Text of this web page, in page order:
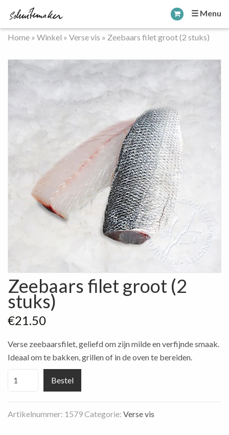
☰ Menu
Home » Winkel » Verse vis » Zeebaars filet groot (2 stuks)
Zeebaars filet groot (2
stuks)
€21.50
Verse zeebaarsfilet, geliefd om zijn milde en verfijnde smaak.
Ideaal om te bakken, grillen of in de oven te bereiden.
(2
Bestel
Artikelnummer: 1579Categorie: Verse vis